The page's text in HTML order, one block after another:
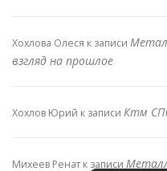
Хохлова Олеся к записи
взгляд на прошлое
Хохлов Юрий к записи Ктм
Михеев Ренат к записи